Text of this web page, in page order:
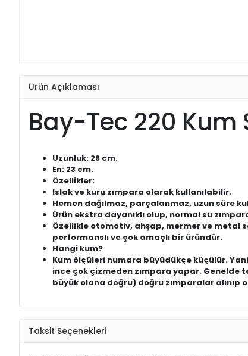
Ürün Açıklaması
Bay-Tec 220 Kum
Uzunluk: 28 cm.
En: 23 cm.
Özellikler:
Islak ve kuru zımpara olarak kullanılabilir.
Hemen dağılmaz, parçalanmaz, uzun süre
Ürün ekstra dayanıklı olup, normal su
Özellikle otomotiv, ahşap, mermer ve metal
performanslı ve çok amaçlı bir üründür.
Hangi kum?
Kum ölçüleri numara büyüdükçe küçülür.
ince çok çizmeden zımpara yapar. Genelde
büyük olana doğru) doğru zımparalar alınıp
Taksit Seçenekleri